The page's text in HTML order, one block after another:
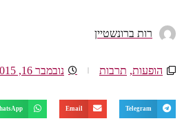
רות ברונשטיין
הופעות, תרבות נובמבר 16, 2015
Telegram
Email